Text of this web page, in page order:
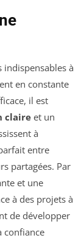
indispensables à
en constante
il est
claire et un
à
entre
partagées. Par
et une
à des projets à
de développer
confiance